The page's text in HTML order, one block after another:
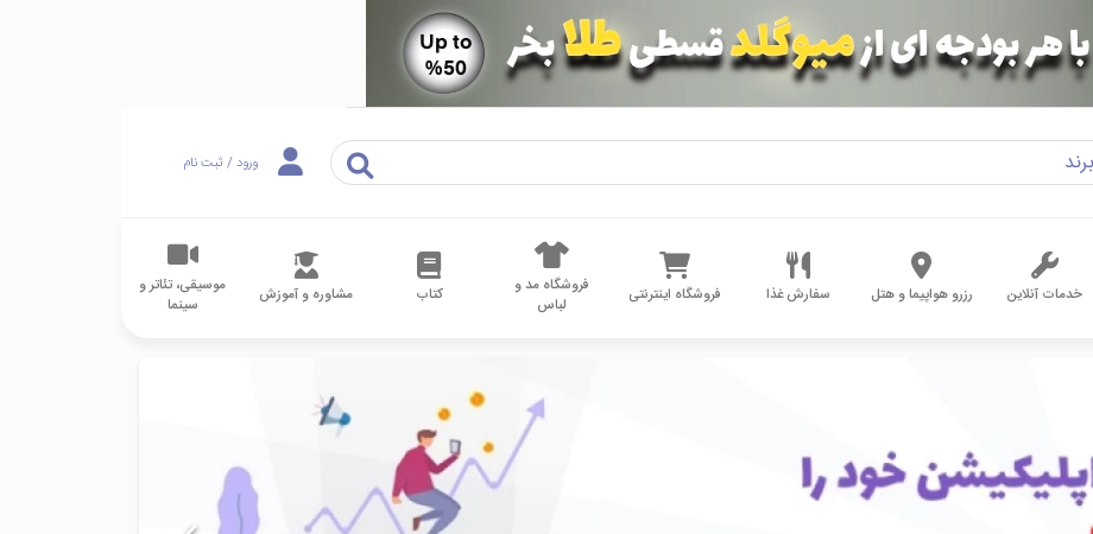
ورود / ثبت نام
خدمات آنلاین رزرو هواپیما و هتل سفارش غذا فروشگاه اینترنتی
فروشگاه مد و
لباس
کتاب مشاوره و آموزش
موسیقی، تئاتر و
سینما